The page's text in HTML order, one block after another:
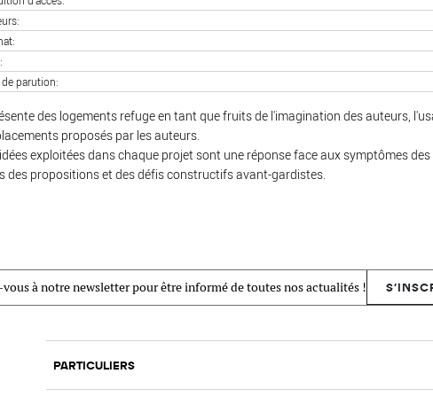
de parution
des logements refuge en tant que fruits de l'imagination des auteurs,
proposés par les auteurs.
exploitées dans chaque projet sont une réponse face aux symptômes
des propositions et des défis constructifs avant-gardistes.
à notre newsletter pour être informé de toutes nos actualités !
PARTICULIERS